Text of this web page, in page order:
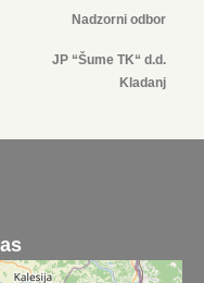
Nadzorni odbor
TK“ d.d.
Kladanj